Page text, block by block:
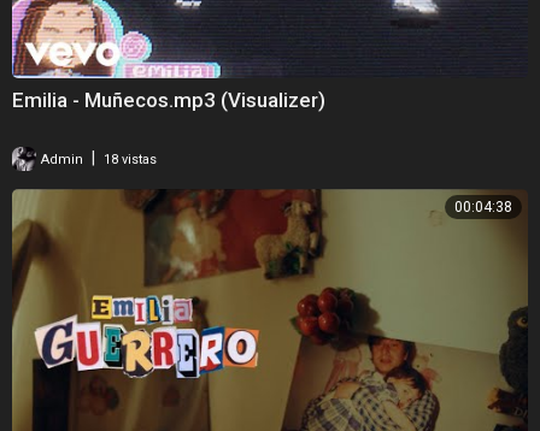
Emilia - Muñecos.mp3 (Visualizer)
Admin 18 vistas
00:04:38